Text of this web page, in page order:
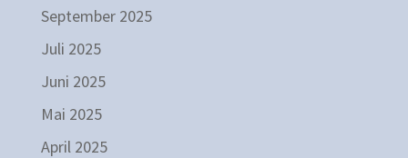
September 2025
Juli 2025
Juni 2025
Mai 2025
April 2025